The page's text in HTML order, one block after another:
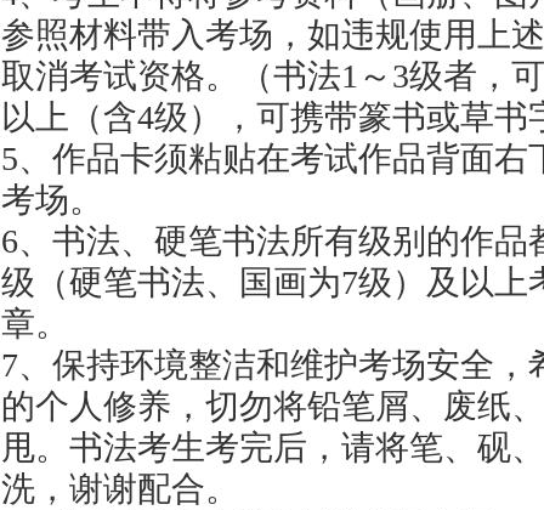
参照材料带入考场，如违规使用上
取消考试资格。（书法1～3级者，
以上（含4级），可携带篆书或草书
5、作品卡须粘贴在考试作品背面右
考场。
6、书法、硬笔书法所有级别的作品
级（硬笔书法、国画为7级）及以上
章。
7、保持环境整洁和维护考场安全，
的个人修养，切勿将铅笔屑、废纸
甩。书法考生考完后，请将笔、砚
洗，谢谢配合。